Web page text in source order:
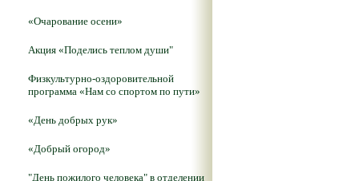
«Очарование осени»
Акция «Поделись теплом души"
Физкультурно-оздоровительной
программа «Нам со спортом по пути»
«День добрых рук»
«Добрый огород»
"День пожилого человека" в отделении